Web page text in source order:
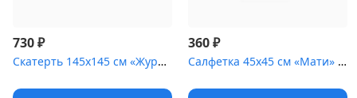
730₽
Скатерть 145х145 см «Журавинка» брусника [(квадрат)]
360₽
Салфетка 45х45 см «Мати» голубая с золотом